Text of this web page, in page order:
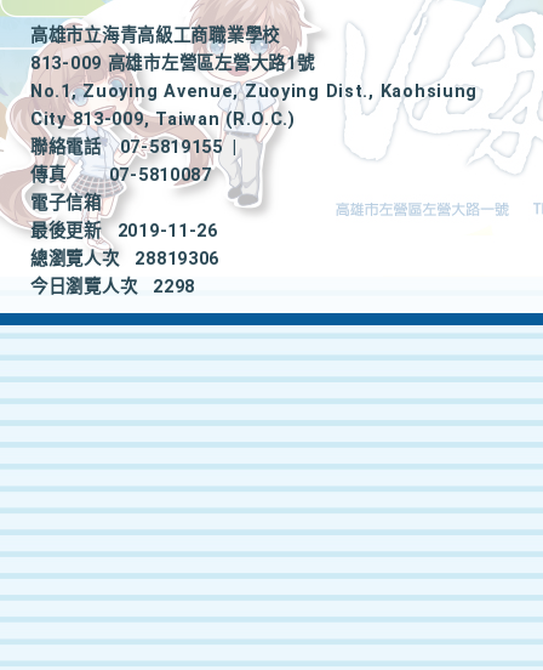
高雄市立海青高級工商職業學校
813-009 高雄市左營區左營大路1號
No.1, Zuoying Avenue, Zuoying Dist., Kaohsiung
City 813-009, Taiwan (R.O.C.)
聯絡電話
07-5819155
|
傳真
07-5810087
電子信箱
最後更新
2019-11-26
總瀏覽人次
28819306
今日瀏覽人次
2298